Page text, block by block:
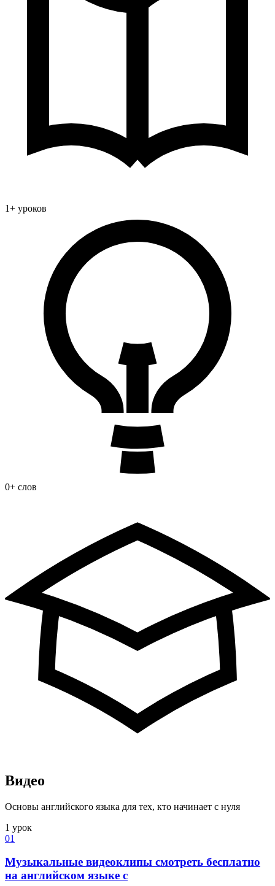
1+ уроков
0+ слов
Видео
Основы английского языка для тех, кто начинает с нуля
1 урок
01
Музыкальные видеоклипы смотреть бесплатно
на английском языке с